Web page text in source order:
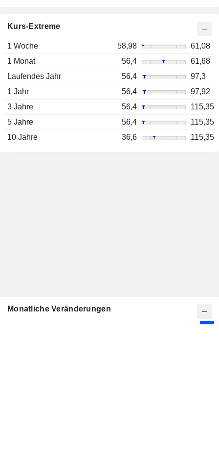
Kurs-Extreme
1 Woche 58,98
61,08
1 Monat
56,4
61,68
Laufendes Jahr
56,4
97,3
1 Jahr
56,4
97,92
3 Jahre
56,4
115,35
5 Jahre
56,4
115,35
10 Jahre
36,6 115,35
Monatliche Veränderungen